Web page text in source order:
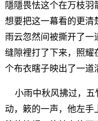
隱隱畏怯这个在万枝羽
想要把这一幕看的更清
雨云忽然间被撕开了一
缝隙裡打了下来，照耀
个布衣瞎子映出了一道
小雨中秋风拂过，五
动，簌的一声，他左手